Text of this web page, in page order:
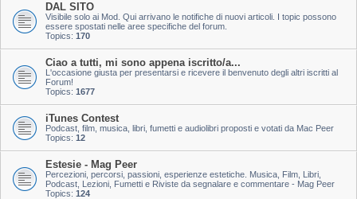
DAL SITO
Visibile solo ai Mod. Qui arrivano le notifiche di nuovi articoli. I topic possono
essere spostati nelle aree specifiche del forum.
Topics: 170
Ciao a tutti, mi sono appena iscritto/a...
L'occasione giusta per presentarsi e ricevere il benvenuto degli altri iscritti al
Forum!
Topics: 1677
iTunes Contest
Podcast, film, musica, libri, fumetti e audiolibri proposti e votati da Mac Peer
Topics: 12
Estesie - Mag Peer
Percezioni, percorsi, passioni, esperienze estetiche. Musica, Film, Libri,
Podcast, Lezioni, Fumetti e Riviste da segnalare e commentare - Mag Peer
Topics: 124